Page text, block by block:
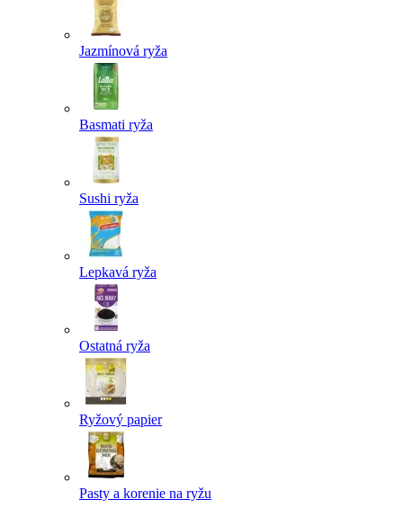
Jazmínová ryža
Basmati ryža
Sushi ryža
Lepkavá ryža
Ostatná ryža
Ryžový papier
Pasty a korenie na ryžu